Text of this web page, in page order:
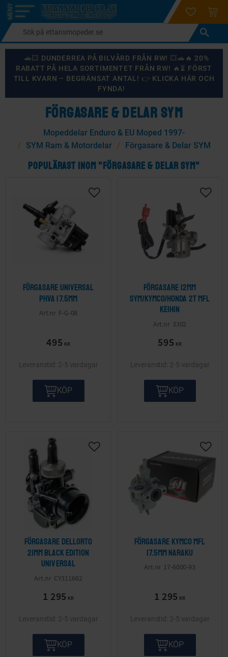
Meny
login
🚗💥 DUNDERREA PÅ BILVÅRD FRÅN RW! 💥🚗🔥 20%
RABATT PÅ HELA SORTIMENTET FRÅN RW! 🔥⏳ FÖRST
TILL KVARN – BEGRÄNSAT ANTAL! 👉 KLICKA HÄR OCH
FYNDA!
FÖRGASARE & DELAR SYM
Mopeddelar Enduro & EU Moped 1997-
SYM Ram & Motordelar
Förgasare & Delar SYM
POPULÄRAST INOM "FÖRGASARE & DELAR SYM"
Förgasare Universal
PHVA 17.5mm
F-G-08
495 KR
2-5 vardagar
KÖP
Förgasare 12mm
Sym/Kymco/Honda 2T mfl
Keihin
3302
595 KR
2-5 vardagar
KÖP
Förgasare Dellorto
21mm Black edition
Universal
CY311662
1 295 KR
2-5 vardagar
KÖP
Förgasare Kymco mfl
17.5mm Naraku
17-6000-93
1 295 KR
2-5 vardagar
KÖP